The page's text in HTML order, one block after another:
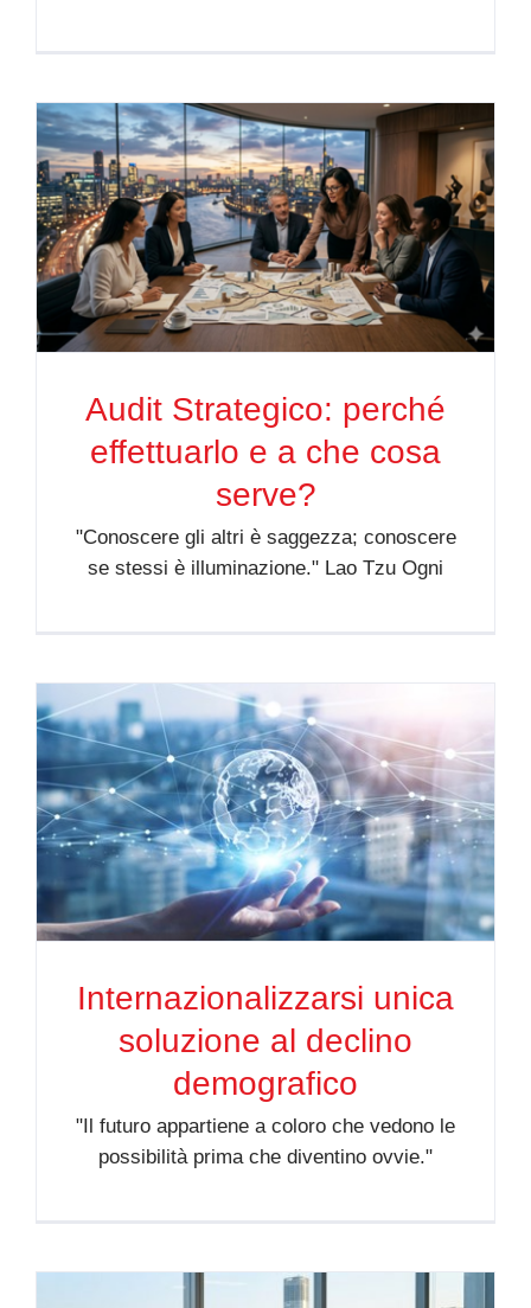
Audit Strategico: perché
effettuarlo e a che cosa
serve?
"Conoscere gli altri è saggezza; conoscere
se stessi è illuminazione." Lao Tzu Ogni
Internazionalizzarsi unica
soluzione al declino
demografico
"Il futuro appartiene a coloro che vedono le
possibilità prima che diventino ovvie."